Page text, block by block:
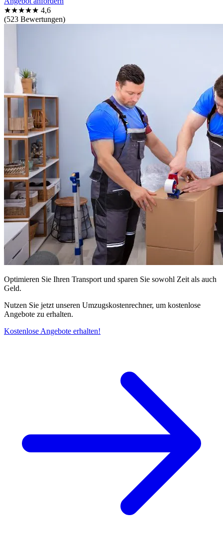
★★★★★ 4,6
(523 Bewertungen)
Optimieren Sie Ihren Transport und sparen Sie sowohl Zeit als auch
Geld.
Nutzen Sie jetzt unseren Umzugskostenrechner, um kostenlose
Angebote zu erhalten.
Kostenlose Angebote erhalten!